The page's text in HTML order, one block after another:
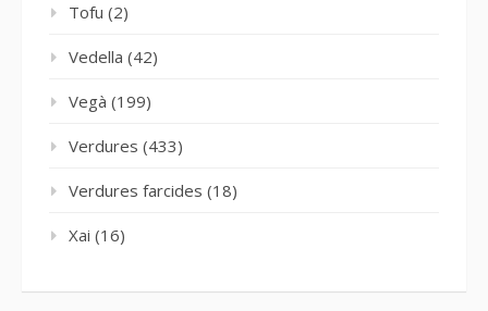
Tofu (2)
Vedella (42)
Vegà (199)
Verdures (433)
Verdures farcides (18)
Xai (16)